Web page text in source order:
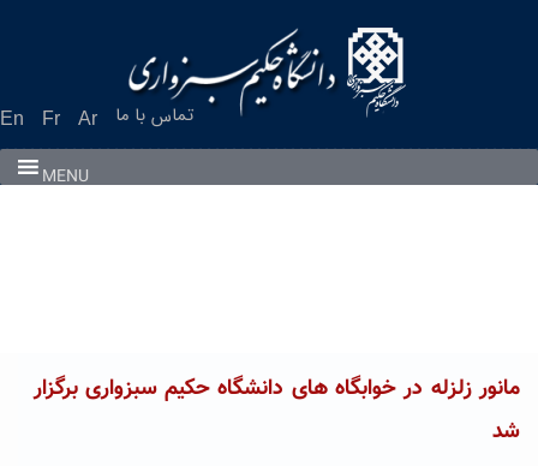
En Fr Ar تماس با ما
MENU
مانور زلزله در خوابگاه های دانشگاه حکیم سبزواری برگزار
شد